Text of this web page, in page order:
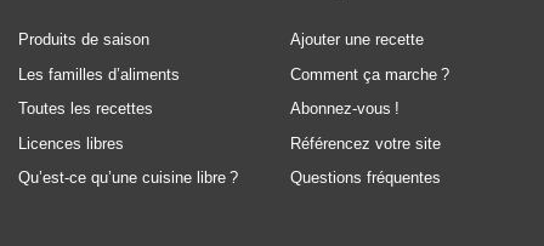
Produits de saison
Les familles d’aliments
Toutes les recettes
Licences libres
Qu’est-ce qu’une cuisine libre ?
Ajouter une recette
Comment ça marche ?
Abonnez-vous !
Référencez votre site
Questions fréquentes